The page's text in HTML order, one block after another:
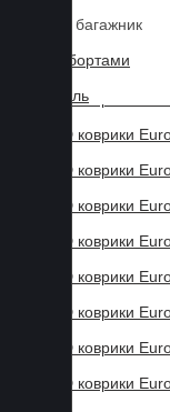
Коврики в багажник
3D Eva с бортами
3D Текстиль